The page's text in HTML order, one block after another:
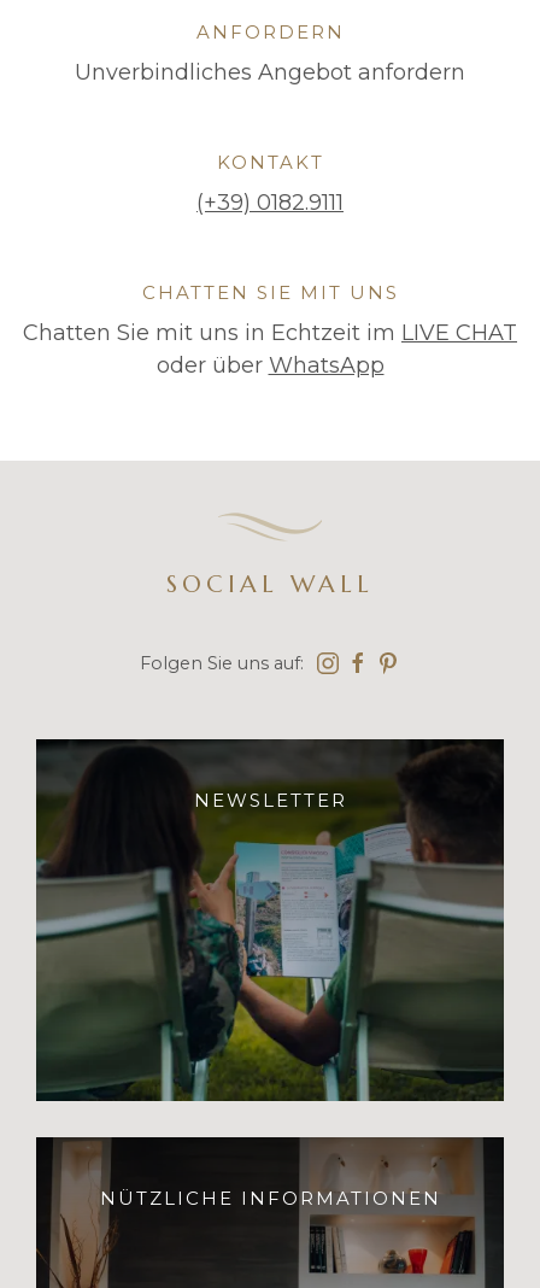
ANFORDERN
Unverbindliches Angebot anfordern
KONTAKT
(+39) 0182.9111
CHATTEN SIE MIT UNS
Chatten Sie mit uns in Echtzeit im LIVE CHAT
oder über WhatsApp
SOCIAL WALL
Folgen Sie uns auf:
NEWSLETTER
NÜTZLICHE INFORMATIONEN